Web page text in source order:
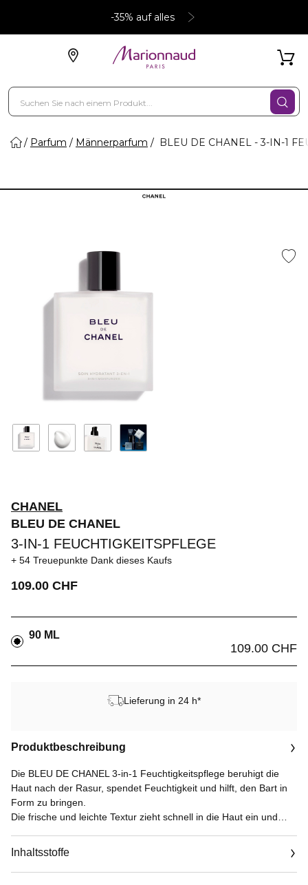
-35% auf alles
Parfum Männerparfum BLEU DE CHANEL - 3-IN-1
CHANEL
BLEU DE CHANEL
3-IN-1 FEUCHTIGKEITSPFLEGE
54 Treuepunkte Dank dieses Kaufs
109.00 CHF
90 ML
109.00 CHF
Lieferung in 24 h*
Produktbeschreibung
Die BLEU DE CHANEL 3-in-1 Feuchtigkeitspflege beruhigt die
Haut nach der Rasur, spendet Feuchtigkeit und hilft, den Bart in
Form zu bringen.
Die frische und leichte Textur zieht schnell in die Haut ein und
beruhigtes Gefühl. Die Haut ist mit Feuchtigkeit versorgt, auch
Pflege dem Bart Geschmeidigkeit, glättet und bändigt ihn.
Inhaltsstoffe